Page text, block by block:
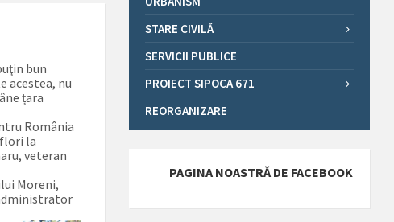
bun
acestea, nu
țara
România
la
veteran
Moreni,
STARE CIVILĂ
SERVICII PUBLICE
PROIECT SIPOCA 671
REORGANIZARE
PAGINA NOASTRĂ DE FACEBOOK